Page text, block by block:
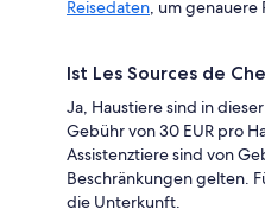
Reisedaten, um genauere
Ist Les Sources de
Ja, Haustiere sind in
Gebühr von 30 EUR pro
Assistenztiere sind von
Beschränkungen gelten.
die Unterkunft.